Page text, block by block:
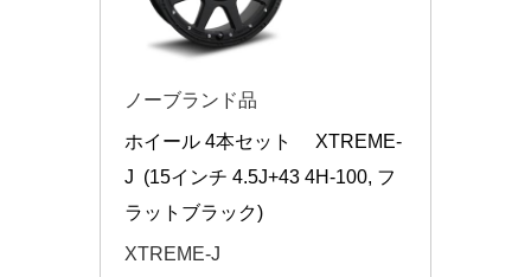
ノーブランド品
ホイール 4本セット　 XTREME-
J  (15インチ 4.5J+43 4H-100, フ
ラットブラック)
XTREME-J